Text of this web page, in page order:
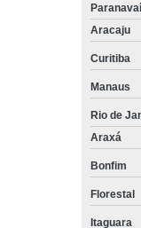
Paranavaí
Aracaju
Curitiba
Manaus
Rio de
Araxá
Bonfim
Florestal
Itaguara